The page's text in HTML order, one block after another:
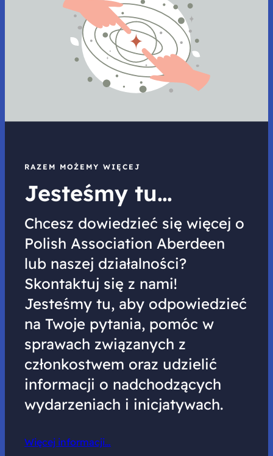
RAZEM MOŻEMY WIĘCEJ
Jesteśmy tu…
Chcesz dowiedzieć się więcej o
Polish Association Aberdeen
lub naszej działalności?
Skontaktuj się z nami!
Jesteśmy tu, aby odpowiedzieć
na Twoje pytania, pomóc w
sprawach związanych z
członkostwem oraz udzielić
informacji o nadchodzących
wydarzeniach i inicjatywach.
Więcej informacji…